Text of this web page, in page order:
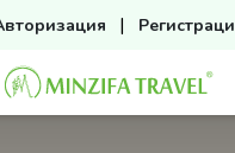
|